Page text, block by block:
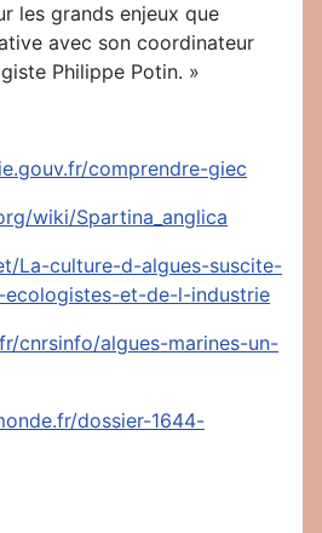
les grands enjeux que
avec son coordinateur
Philippe Potin. »
comprendre-giec
wiki/Spartina_anglica
La-culture-d-algues-suscite-
ecologistes-et-de-l-industrie
cnrsinfo/algues-marines-un-
dossier-1644-